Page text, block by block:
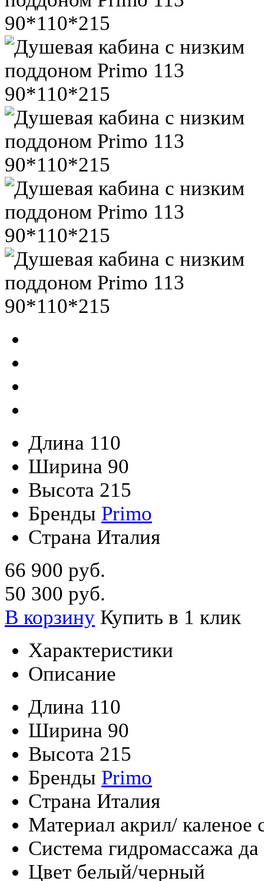
Длина 110
Ширина 90
Высота 215
Бренды Primo
Страна Италия
66 900 руб.
50 300 руб.
В корзину Купить в 1 клик
Характеристики
Описание
Длина 110
Ширина 90
Высота 215
Бренды Primo
Страна Италия
Материал акрил/ каленое
Система гидромассажа да
Цвет белый/черный